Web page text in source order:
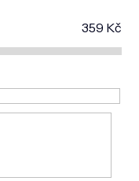
359 Kč